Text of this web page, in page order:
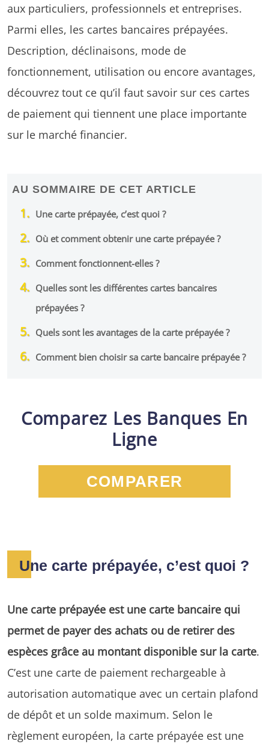
aux particuliers, professionnels et entreprises.
Parmi elles, les cartes bancaires prépayées.
Description, déclinaisons, mode de
fonctionnement, utilisation ou encore avantages,
découvrez tout ce qu’il faut savoir sur ces cartes
de paiement qui tiennent une place importante
sur le marché financier.
AU SOMMAIRE DE CET ARTICLE
Une carte prépayée, c’est quoi ?
Où et comment obtenir une carte prépayée ?
Comment fonctionnent-elles ?
Quelles sont les différentes cartes bancaires
prépayées ?
Quels sont les avantages de la carte prépayée ?
Comment bien choisir sa carte bancaire prépayée ?
Comparez Les Banques En
Ligne
COMPARER
Une carte prépayée, c’est quoi ?
Une carte prépayée est une carte bancaire qui
permet de payer des achats ou de retirer des
espèces grâce au montant disponible sur la carte.
C’est une carte de paiement rechargeable à
autorisation automatique avec un certain plafond
de dépôt et un solde maximum. Selon le
règlement européen, la carte prépayée est une